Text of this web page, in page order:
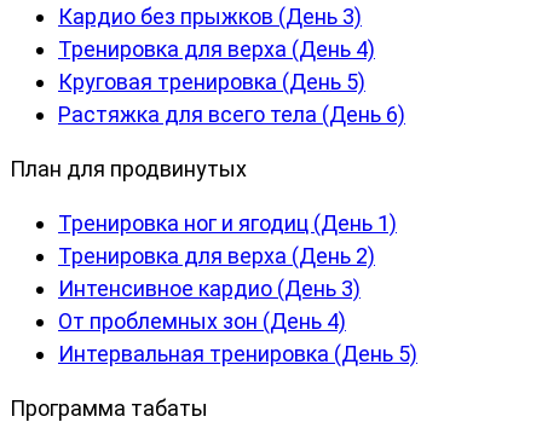
Кардио без прыжков (День 3)
Тренировка для верха (День 4)
Круговая тренировка (День 5)
Растяжка для всего тела (День 6)
План для продвинутых
Тренировка ног и ягодиц (День 1)
Тренировка для верха (День 2)
Интенсивное кардио (День 3)
От проблемных зон (День 4)
Интервальная тренировка (День 5)
Программа табаты